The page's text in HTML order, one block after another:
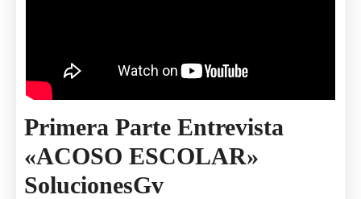
Primera Parte Entrevista
«ACOSO ESCOLAR»
SolucionesGvPrimera